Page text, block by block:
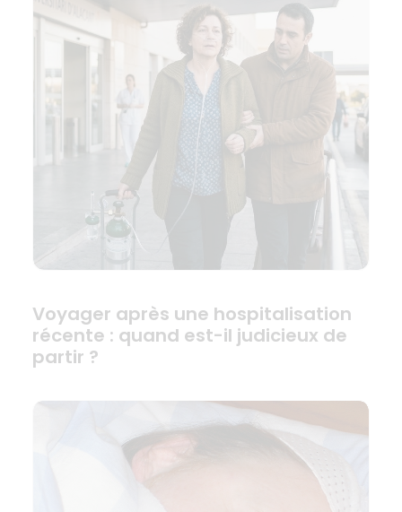
Voyager après une hospitalisation
récente : quand est-il judicieux de
partir ?